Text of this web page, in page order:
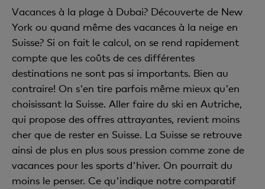
Vacances à la plage à Dubai? Découverte de New
York ou quand même des vacances à la neige en
Suisse? Si on fait le calcul, on se rend rapidement
compte que les coûts de ces différentes
destinations ne sont pas si importants. Bien au
contraire! On s'en tire parfois même mieux qu'en
choisissant la Suisse. Aller faire du ski en Autriche,
qui propose des offres attrayantes, revient moins
cher que de rester en Suisse. La Suisse se retrouve
ainsi de plus en plus sous pression comme zone de
vacances pour les sports d'hiver. On pourrait du
moins le penser. Ce qu'indique notre comparatif